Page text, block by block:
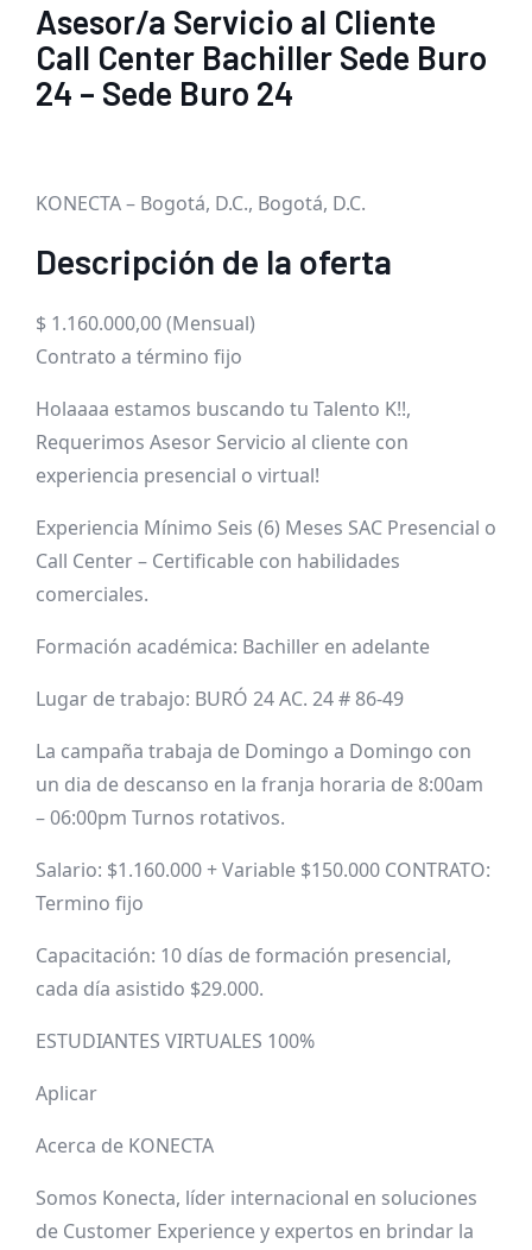
Asesor/a Servicio al Cliente
Call Center Bachiller Sede Buro
24 – Sede Buro 24
KONECTA – Bogotá, D.C., Bogotá, D.C.
Descripción de la oferta
$ 1.160.000,00 (Mensual)
Contrato a término fijo
Holaaaa estamos buscando tu Talento K!!,
Requerimos Asesor Servicio al cliente con
experiencia presencial o virtual!
Experiencia Mínimo Seis (6) Meses SAC Presencial o
Call Center – Certificable con habilidades
comerciales.
Formación académica: Bachiller en adelante
Lugar de trabajo: BURÓ 24 AC. 24 # 86-49
La campaña trabaja de Domingo a Domingo con
un dia de descanso en la franja horaria de 8:00am
– 06:00pm Turnos rotativos.
Salario: $1.160.000 + Variable $150.000 CONTRATO:
Termino fijo
Capacitación: 10 días de formación presencial,
cada día asistido $29.000.
ESTUDIANTES VIRTUALES 100%
Aplicar
Acerca de KONECTA
Somos Konecta, líder internacional en soluciones
de Customer Experience y expertos en brindar la